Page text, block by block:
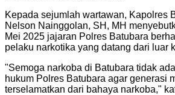
Kepada sejumlah wartawan, Kapolres
Nelson Nainggolan, SH, MH
Mei 2025 jajaran Polres Batubara
pelaku narkotika yang datang dari luar
"Semoga narkoba di Batubara tidak
hukum Polres Batubara agar generasi
terselamatkan dari bahaya narkoba,"